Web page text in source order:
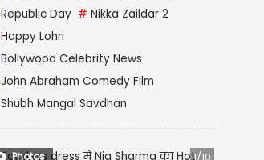
Republic Day # Nikka Zaildar 2
Happy Lohri
Bollywood Celebrity News
John Abraham Comedy Film
Shubh Mangal Savdhan
Photos